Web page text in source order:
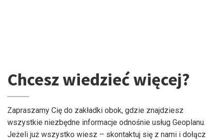
Chcesz wiedzieć więcej?
Zapraszamy Cię do zakładki obok, gdzie znajdziesz
wszystkie niezbędne informacje odnośnie usług Geoplanu.
Jeżeli już wszystko wiesz – skontaktuj się z nami i dołącz